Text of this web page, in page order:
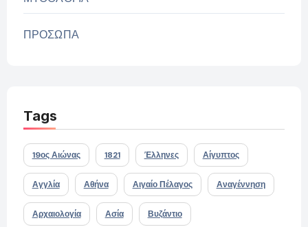
ΠΡΟΣΩΠΑ
Tags
19ος Αιώνας 1821 Έλληνες Αίγυπτος
Αγγλία Αθήνα Αιγαίο Πέλαγος Αναγέννηση
Αρχαιολογία Ασία Βυζάντιο